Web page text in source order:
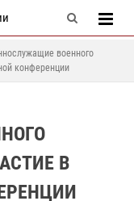
военного
конференции
В